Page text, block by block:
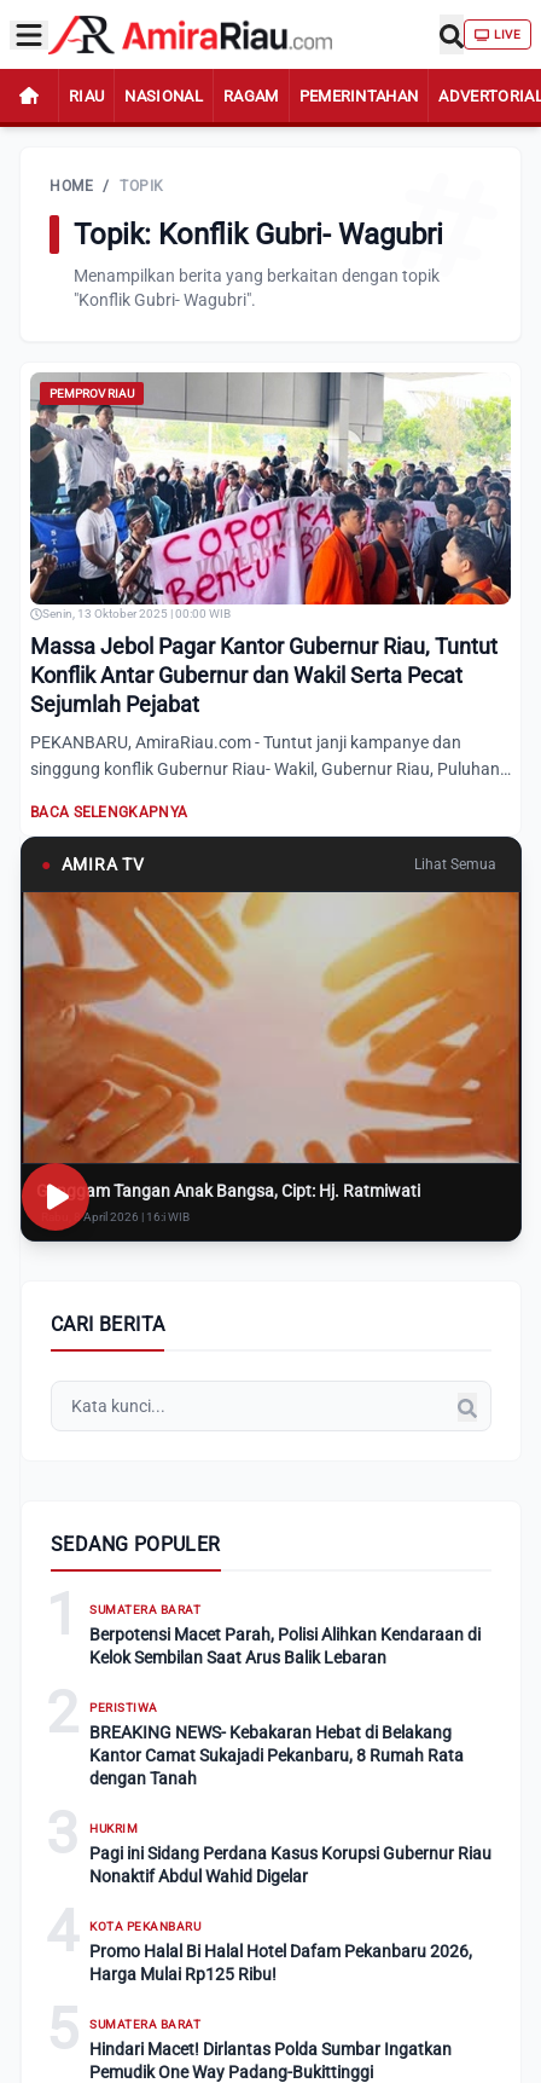
LIVE
RIAU NASIONAL RAGAM PEMERINTAHAN
HOME / TOPIK
Topik: Konflik Gubri- Wagubri
Menampilkan berita yang berkaitan dengan topik
"Konflik Gubri- Wagubri".
PEMPROV RIAU
Senin, 13 Oktober 2025 | 00:00 WIB
Massa Jebol Pagar Kantor Gubernur Riau, Tuntut
Konflik Antar Gubernur dan Wakil Serta Pecat
Sejumlah Pejabat
PEKANBARU, AmiraRiau.com - Tuntut janji kampanye dan
singgung konflik Gubernur Riau- Wakil, Gubernur Riau, Puluhan
BACA SELENGKAPNYA
● AMIRA TV Lihat Semua
Genggam Tangan Anak Bangsa, Cipt: Hj. Ratmiwati
Rabu, 8 April 2026 | 16:i WIB
CARI BERITA
SEDANG POPULER
1 SUMATERA BARAT
Berpotensi Macet Parah, Polisi Alihkan Kendaraan di
Kelok Sembilan Saat Arus Balik Lebaran
2 PERISTIWA
BREAKING NEWS- Kebakaran Hebat di Belakang
Kantor Camat Sukajadi Pekanbaru, 8 Rumah Rata
dengan Tanah
3 HUKRIM
Pagi ini Sidang Perdana Kasus Korupsi Gubernur Riau
Nonaktif Abdul Wahid Digelar
4 KOTA PEKANBARU
Promo Halal Bi Halal Hotel Dafam Pekanbaru 2026,
Harga Mulai Rp125 Ribu!
5 SUMATERA BARAT
Hindari Macet! Dirlantas Polda Sumbar Ingatkan
Pemudik One Way Padang-Bukittinggi